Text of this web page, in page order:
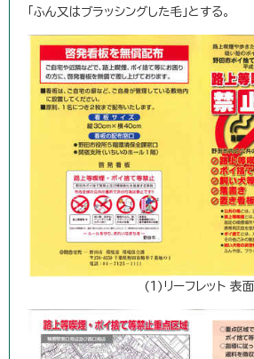
「ふん又はブラッシングした毛」とする。
(1)リーフレット 表面